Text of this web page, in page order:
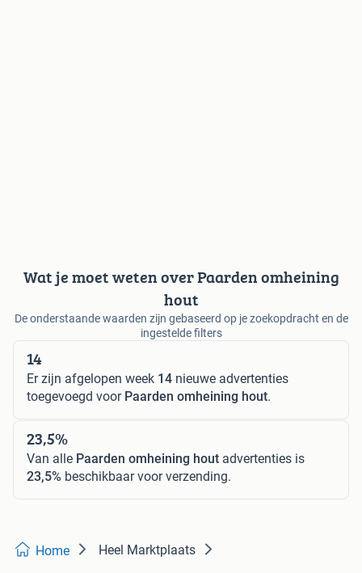
Wat je moet weten over Paarden omheining
hout
De onderstaande waarden zijn gebaseerd op je zoekopdracht en de
ingestelde filters
14
Er zijn afgelopen week 14 nieuwe advertenties
toegevoegd voor Paarden omheining hout.
23,5%
Van alle Paarden omheining hout advertenties is
23,5% beschikbaar voor verzending.
Home Heel Marktplaats